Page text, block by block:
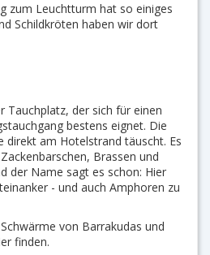
zum Leuchtturm hat so einiges
Schildkröten haben wir dort
Tauchplatz, der sich für einen
bestens eignet. Die
direkt am Hotelstrand täuscht. Es
Brassen und
der Name sagt es schon: Hier
- und auch Amphoren zu
von Barrakudas und
finden.